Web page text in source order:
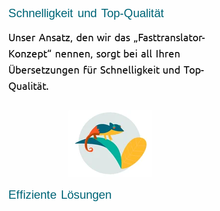
Schnelligkeit und Top-Qualität
Unser Ansatz, den wir das „Fasttranslator-
Konzept“ nennen, sorgt bei all Ihren
Übersetzungen für Schnelligkeit und Top-
Qualität.
Effiziente Lösungen